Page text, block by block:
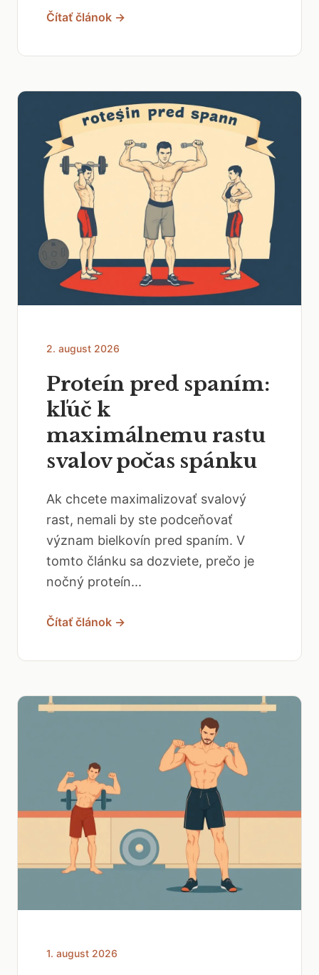
Čítať článok →
2. august 2026
Proteín pred spaním:
kľúč k
maximálnemu rastu
svalov počas spánku
Ak chcete maximalizovať svalový
rast, nemali by ste podceňovať
význam bielkovín pred spaním. V
tomto článku sa dozviete, prečo je
nočný proteín...
Čítať článok →
1. august 2026